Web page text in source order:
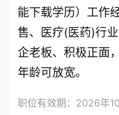
能下载学历）工作
售、医疗(医药)行
企老板、积极正面
年龄可放宽。
职位有效期：2026年